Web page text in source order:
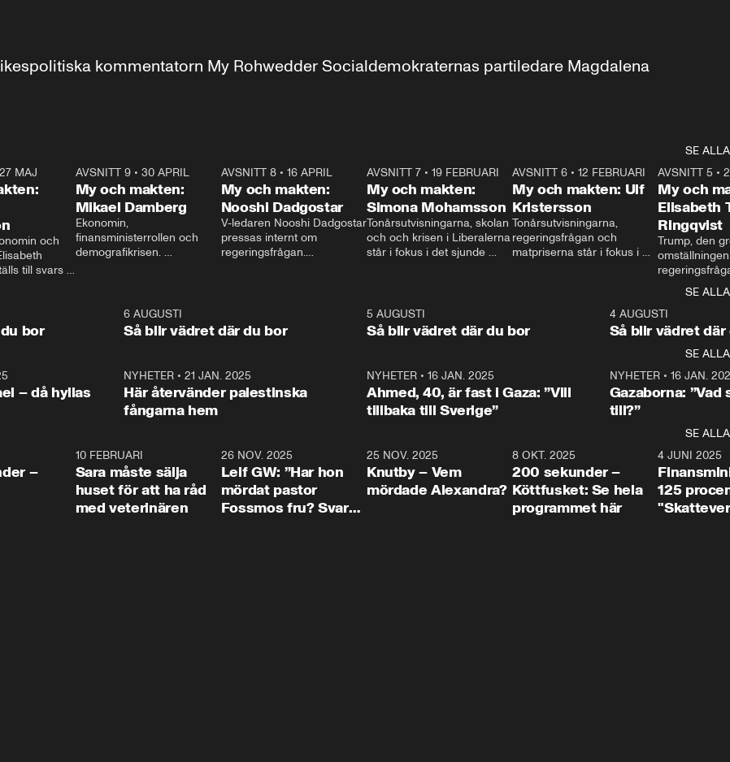
kommentatorn My Rohwedder Socialdemokraternas partiledare Magdalena
SE ALLA
27 MAJ
och
till svars
AVSNITT 9• 30 APRIL
My och makten:
Mikael Damberg
Ekonomin,
finansministerrollen och
demografikrisen.
och Makten.
AVSNITT 8• 16 APRIL
My och makten:
Nooshi Dadgostar
V-ledaren Nooshi Dadgostar
pressas internt om
regeringsfrågan.
– Vi ställer upp i val. Ska vi
vara med så sitter vi förstås
24:30
AVSNITT 7• 19 FEBRUARI
My och makten:
Simona Mohamsson
Tonårsutvisningarna, skolan
och och krisen i Liberalerna
står i fokus i det sjunde
kommentator My
Rohwedder ställer
utbildnings- och
Mohamsson till svars.
27:30
AVSNITT 6 •12 FEBRUARI
My och makten: Ulf
Kristersson
Tonårsutvisningarna,
regeringsfrågan och
matpriserna står i fokus i
Rohwedder ställer
statsminister Ulf Kristersson
AVSNITT 5 •
My och
Elisabeth
Ringqvist
Trump, den
centrum i
avsnittet av
Makten”. Se
Aftonbladets
Rohwedder
Thand Ring
SE ALLA
1:06
bor
6 AUGUSTI
Så blir vädret där du bor
5 AUGUSTI
Så blir vädret där du bor
4 AUGUSTI
Så blir vädret där
SE ALLA
– då hyllas
NYHETER •21 JAN. 2025
Här återvänder palestinska
fångarna hem
NYHETER• 16 JAN. 2025
Ahmed, 40, är fast i Gaza: ”Vill
tillbaka till Sverige”
NYHETER• 16 JAN.
Gazaborna:
till?”
SE ALLA
–
10 FEBRUARI
Sara måste sälja
huset för att ha råd
med veterinären
26 NOV. 2025
Leif GW: ”Har hon
mördat pastor
Fossmos fru? Svar
31:05
25 NOV. 2025
Knutby – Vem
mördade Alexandra?
4:29
8 OKT. 2025
200 sekunder –
Köttfusket: Se hela
programmet här
4 JUNI 2025
125